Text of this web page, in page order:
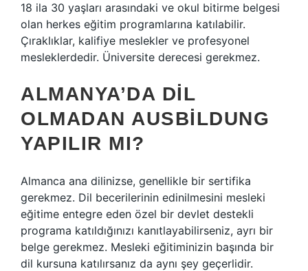
18 ila 30 yaşları arasındaki ve okul bitirme belgesi
olan herkes eğitim programlarına katılabilir.
Çıraklıklar, kalifiye meslekler ve profesyonel
mesleklerdedir. Üniversite derecesi gerekmez.
ALMANYA’DA DIL
OLMADAN AUSBILDUNG
YAPILIR MI?
Almanca ana dilinizse, genellikle bir sertifika
gerekmez. Dil becerilerinin edinilmesini mesleki
eğitime entegre eden özel bir devlet destekli
programa katıldığınızı kanıtlayabilirseniz, ayrı bir
belge gerekmez. Mesleki eğitiminizin başında bir
dil kursuna katılırsanız da aynı şey geçerlidir.